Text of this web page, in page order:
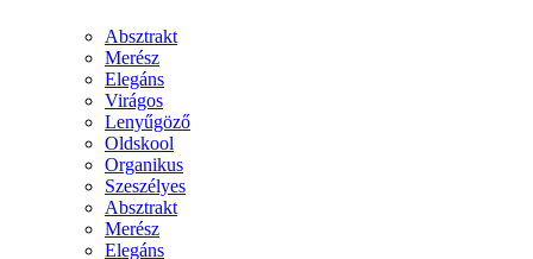
Absztrakt
Merész
Elegáns
Virágos
Lenyűgöző
Oldskool
Organikus
Szeszélyes
Absztrakt
Merész
Elegáns